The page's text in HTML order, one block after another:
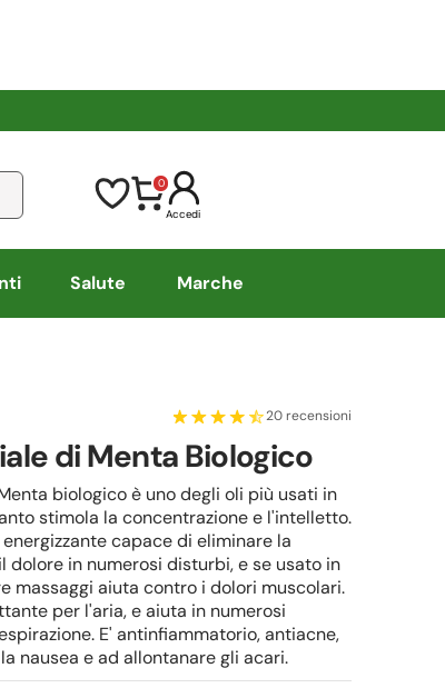
0
Accedi
Salute Marche
20 recensioni
di Menta Biologico
biologico è uno degli oli più usati in
stimola la concentrazione e l'intelletto.
capace di eliminare la
dolore in numerosi disturbi, e se usato in
massaggi aiuta contro i dolori muscolari.
per l'aria, e aiuta in numerosi
E' antinfiammatorio, antiacne,
nausea e ad allontanare gli acari.